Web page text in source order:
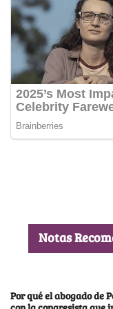
Notas
Por qué el abogado de